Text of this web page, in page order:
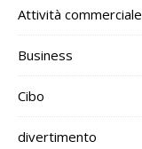
Attività commerciale
Business
Cibo
divertimento